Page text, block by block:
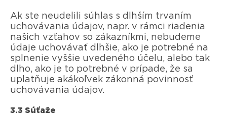
Ak ste neudelili súhlas s dlhším trvaním
uchovávania údajov, napr. v rámci riadenia
našich vzťahov so zákazníkmi, nebudeme
údaje uchovávať dlhšie, ako je potrebné na
splnenie vyššie uvedeného účelu, alebo tak
dlho, ako je to potrebné v prípade, že sa
uplatňuje akákoľvek zákonná povinnosť
uchovávania údajov.
3.3 Súťaže